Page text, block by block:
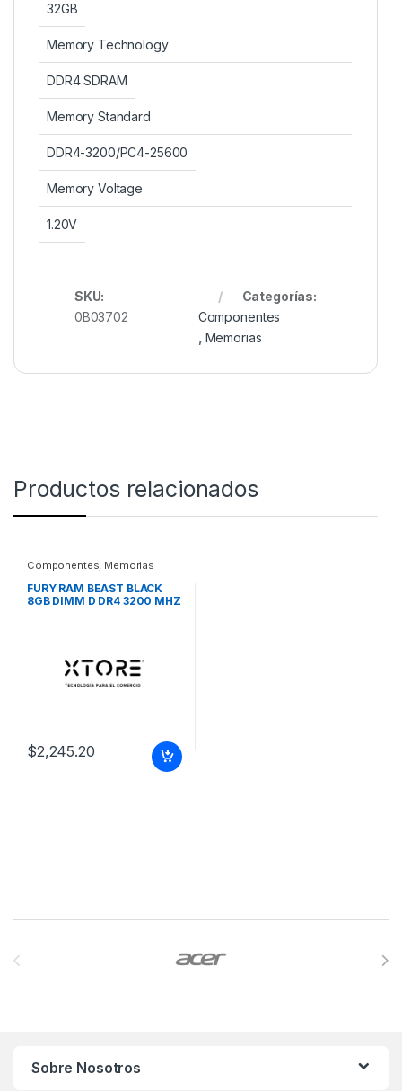
32GB
Memory Technology
DDR4 SDRAM
Memory Standard
DDR4-3200/PC4-25600
Memory Voltage
1.20V
SKU:
0B03702
Categorías:
Componentes
Memorias
Productos relacionados
Componentes, Memorias
FURY RAM BEAST BLACK
8GB DIMM D DR4 3200 MHZ
$2,245.20
Sobre Nosotros